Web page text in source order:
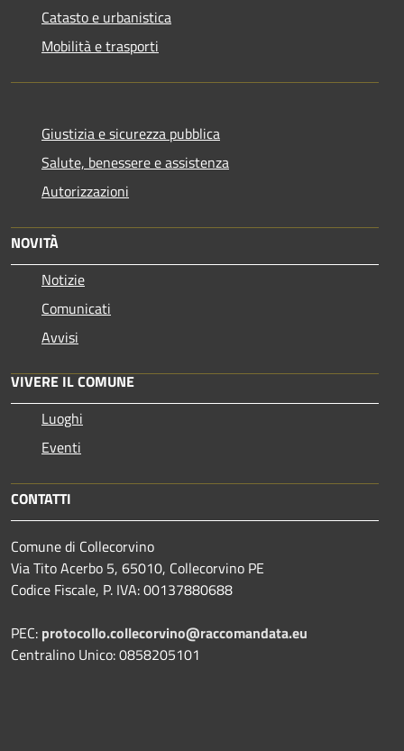
Catasto e urbanistica
Mobilità e trasporti
Giustizia e sicurezza pubblica
Salute, benessere e assistenza
Autorizzazioni
NOVITÀ
Notizie
Comunicati
Avvisi
VIVERE IL COMUNE
Luoghi
Eventi
CONTATTI
Comune di Collecorvino
Via Tito Acerbo 5, 65010, Collecorvino PE
Codice Fiscale, P. IVA: 00137880688
PEC: protocollo.collecorvino@raccomandata.eu
Centralino Unico: 0858205101